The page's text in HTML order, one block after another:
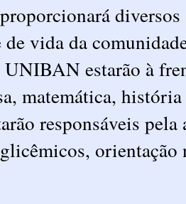
vida da
UNIBAN estarão à
matemática,
responsáveis